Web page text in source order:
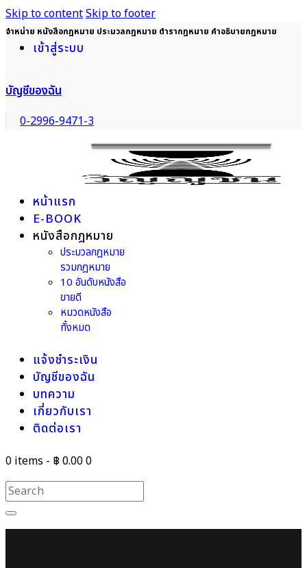
Skip to contentSkip to footer
จำหน่าย หนังสือกฎหมาย ประมวลกฎหมาย ตำรากฎหมาย คำอธิบายกฎหมาย
เข้าสู่ระบบ
บัญชีของฉัน
0-2996-9471-3
หน้าแรก
E-BOOK
หนังสือกฎหมาย
ประมวลกฎหมาย
รวมกฎหมาย
10 อันดับหนังสือ
ขายดี
หมวดหนังสือ
ทั้งหมด
แจ้งชำระเงิน
บัญชีของฉัน
บทความ
เกี่ยวกับเรา
ติดต่อเรา
0 items - ฿ 0.000